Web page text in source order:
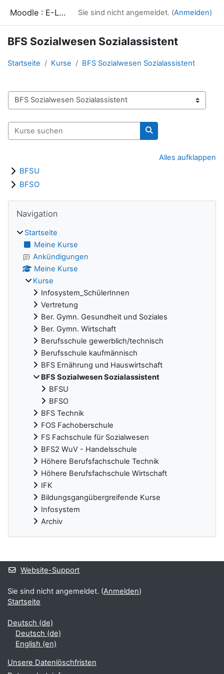
Moodle : E-Learning-Bereich des Paul-Spiegel-Berufskollegs Sie sind nicht angemeldet. (Anmelden)
BFS Sozialwesen Sozialassistent
Startseite Kurse BFS Sozialwesen Sozialassistent
Kursbereiche
Kurse suchen
Kurse suchen
Alles aufklappen
BFSU
BFSO
Blöcke
Navigation
Startseite
Meine Kurse
Ankündigungen
Meine Kurse
Kurse
Infosystem_SchülerInnen
Vertretung
Ber. Gymn. Gesundheit und Soziales
Ber. Gymn. Wirtschaft
Berufsschule gewerblich/technisch
Berufsschule kaufmännisch
BFS Ernährung und Hauswirtschaft
BFS Sozialwesen Sozialassistent
BFSU
BFSO
BFS Technik
FOS Fachoberschule
FS Fachschule für Sozialwesen
BFS2 WuV - Handelsschule
Höhere Berufsfachschule Technik
Höhere Berufsfachschule Wirtschaft
IFK
Bildungsgangübergreifende Kurse
Infosystem
Archiv
Ergänzungsblöcke
Website-Support
Sie sind nicht angemeldet. (Anmelden)
Startseite
Deutsch ‎(de)‎
Deutsch ‎(de)‎
English ‎(en)‎
Unsere Datenlöschfristen